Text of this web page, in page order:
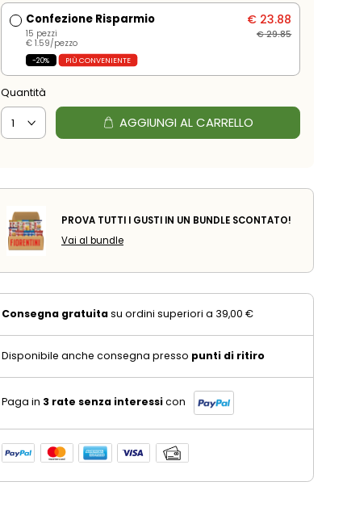
Confezione Risparmio
15 pezzi
€ 1.59/pezzo
-20%
PIÙ CONVENIENTE
€ 23.88
€29.85
Quantità
AGGIUNGI AL CARRELLO
PROVA TUTTI I GUSTI IN UN BUNDLE SCONTATO!
Vai al bundle
Consegna gratuitasu ordini superiori a 39,00 €
Disponibile anche consegna presso punti di ritiro
Paga in 3 rate senza interessicon